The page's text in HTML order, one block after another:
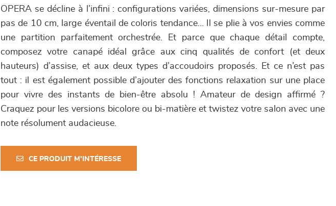
OPERA se décline à l’infini : configurations variées, dimensions sur-mesure par
pas de 10 cm, large éventail de coloris tendance… Il se plie à vos envies comme
une partition parfaitement orchestrée. Et parce que chaque détail compte,
composez votre canapé idéal grâce aux cinq qualités de confort (et deux
hauteurs) d’assise, et aux deux types d’accoudoirs proposés. Et ce n’est pas
tout : il est également possible d’ajouter des fonctions relaxation sur une place
pour vivre des instants de bien-être absolu ! Amateur de design affirmé ?
Craquez pour les versions bicolore ou bi-matière et twistez votre salon avec une
note résolument audacieuse.
CE PRODUIT M'INTÉRESSE